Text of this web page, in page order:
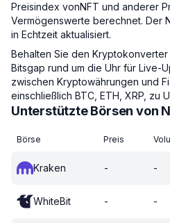
Preisindex vonNFT und anderer
Vermögenswerte berechnet. Der
in Echtzeit aktualisiert.
Behalten Sie den
Bitsgap rund um die Uhr für Live-
zwischen Kryptowährungen und
einschließlich BTC, ETH, XRP, zu
Unterstützte Börsen von
Börse Preis
Kraken - -
WhiteBit - -